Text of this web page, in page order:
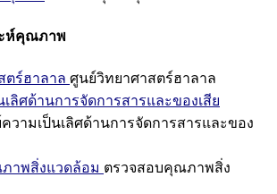
ะห์คุณภาพ
ตร์ฮาลาล ศูนย์วิทยาศาสตร์ฮาลาล
ลิศด้านการจัดการสารและของเสีย
วามเป็นเลิศด้านการจัดการสารและของ
าพสิ่งแวดล้อม ตรวจสอบคุณภาพสิ่ง